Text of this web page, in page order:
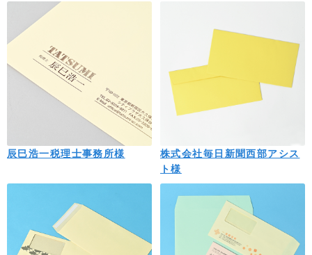
辰巳浩一税理士事務所様
株式会社毎日新聞西部アシス
ト様